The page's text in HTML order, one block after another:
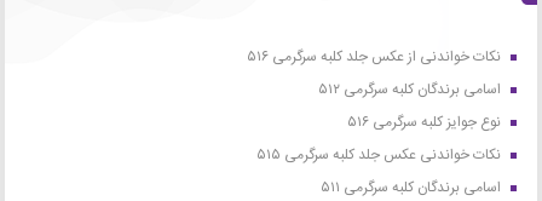
نکات خواندنی از عکس جلد کلبه سرگرمی ۵۱۶
اسامی برندگان کلبه سرگرمی ۵۱۲
نوع جوایز کلبه سرگرمی ۵۱۶
نکات خواندنی عکس جلد کلبه سرگرمی ۵۱۵
اسامی برندگان کلبه سرگرمی ۵۱۱